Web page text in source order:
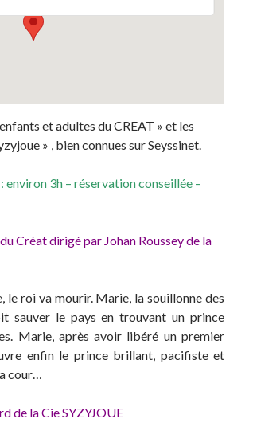
et adultes du CREAT » et les
» , bien connues sur Seyssinet.
3h – réservation conseillée –
Créat dirigé par Johan Roussey de la
le roi va mourir. Marie, la souillonne des
sauver le pays en trouvant un prince
Marie, après avoir libéré un premier
enfin le prince brillant, pacifiste et
cour…
de la Cie SYZYJOUE